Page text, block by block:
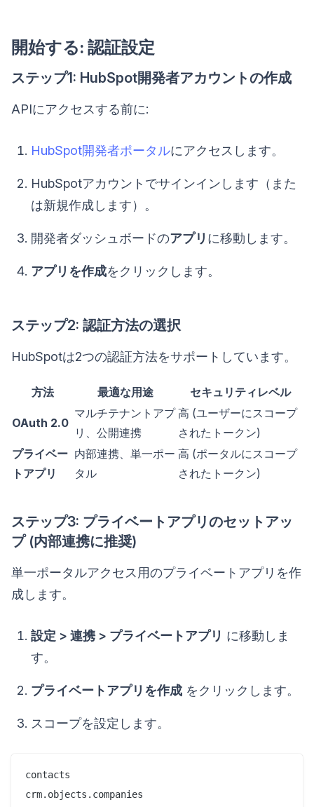
開始する: 認証設定
ステップ1: HubSpot開発者アカウントの作成
APIにアクセスする前に:
HubSpot開発者ポータルにアクセスします。
HubSpotアカウントでサインインします（また
は新規作成します）。
開発者ダッシュボードのアプリ に移動します。
アプリを作成をクリックします。
ステップ2: 認証方法の選択
HubSpotは2つの認証方法をサポートしています。
方法 最適な用途 セキュリティレベル
OAuth 2.0
マルチテナントアプ
リ、公開連携
高 (ユーザーにスコープ
されたトークン)
プライベー
トアプリ
内部連携、単一ポー
タル
高 (ポータルにスコープ
されたトークン)
ステップ3: プライベートアプリのセットアッ
プ (内部連携に推奨)
単一ポータルアクセス用のプライベートアプリを作
成します。
設定 > 連携 > プライベートアプリ に移動しま
す。
プライベートアプリを作成 をクリックします。
スコープを設定します。
contacts
crm.objects.companies